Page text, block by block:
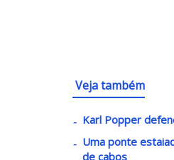
Veja também
Karl Popper
Uma ponte
de cabos